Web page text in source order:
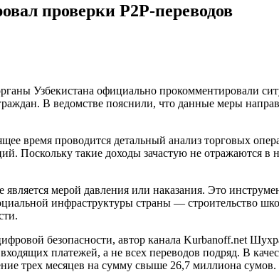
проверки P2P-переводов
Узбекистана официально прокомментировали
В ведомстве пояснили, что данные меры
время проводится детальный анализ торговых
Поскольку такие доходы зачастую не отражаются
мерой давления или наказания. Это
инфраструктуры страны — строительство
безопасности, автор канала Kurbanoff.net
платежей, а не всех переводов подряд. В
трех месяцев на сумму свыше 26,7 миллиона сумов.